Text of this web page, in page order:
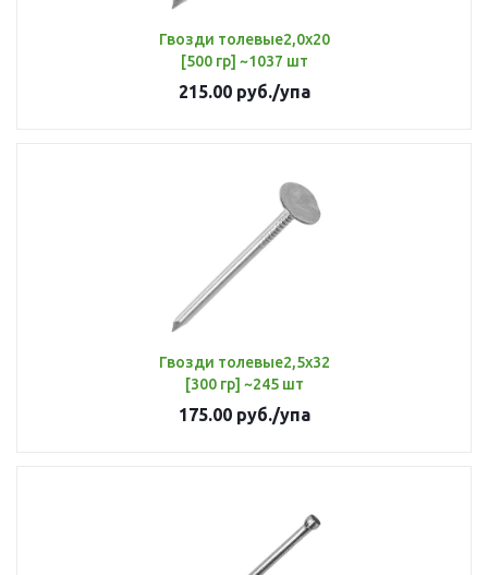
Гвозди толевые2,0х20
[500 гр] ~1037 шт
215.00 руб./упа
Гвозди толевые2,5х32
[300 гр] ~245 шт
175.00 руб./упа